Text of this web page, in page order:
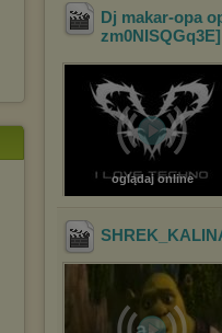
Dj makar-opa
oglądaj online